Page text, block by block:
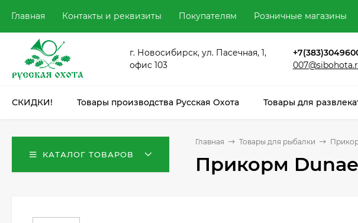
Главная Контакты и реквизиты Покупателям Розничные магазины
г. Новосибирск, ул. Пасечная, 1,
офис 103
СКИДКИ! Товары производства Русская Охота Товары для
КАТАЛОГ ТОВАРОВ
Главная Товары для рыбалки
Прикорм